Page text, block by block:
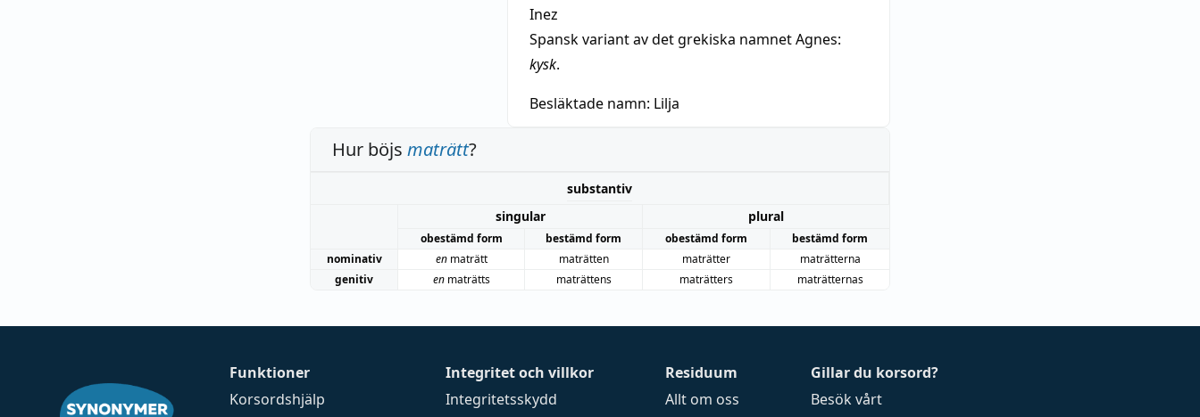
Inez
Spansk variant av det grekiska namnet Agnes:
kysk.
Besläktade namn: Lilja
Hur böjs maträtt?
substantiv
singular
plural
obestämd form bestämd form obestämd form
bestämd form
nominativ
enmaträtt maträtten maträtter
maträtterna
genitiv
enmaträtts maträttens maträtters maträtternas
Funktioner
Korsordshjälp
Integritet och villkor
Integritetsskydd
Residuum
Allt om oss
Gillar du korsord?
Besök vårt